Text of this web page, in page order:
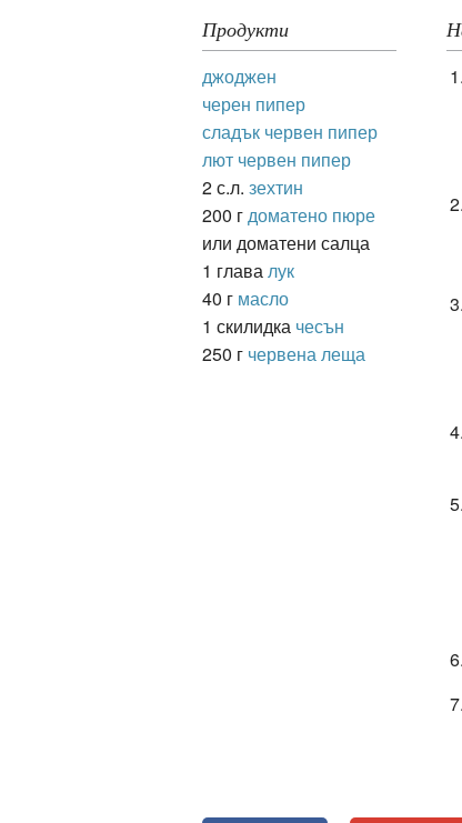
Продукти
джоджен
черен пипер
сладък червен пипер
лют червен пипер
2 с.л. зехтин
200 гдоматено пюре
или доматени салца
1 главалук
40 г масло
1 скилидка чесън
250 г червена леща